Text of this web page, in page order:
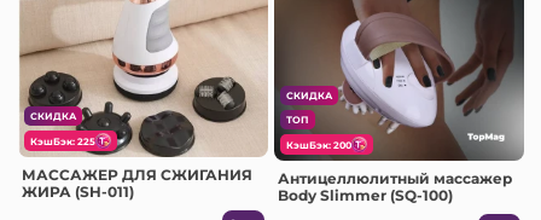
СКИДКА
КэшБэк: 225
МАССАЖЕР ДЛЯ СЖИГАНИЯ
ЖИРА (SH-011)
СКИДКА
ТОП
КэшБэк: 200
Антицеллюлитный массажер
Body Slimmer (SQ-100)